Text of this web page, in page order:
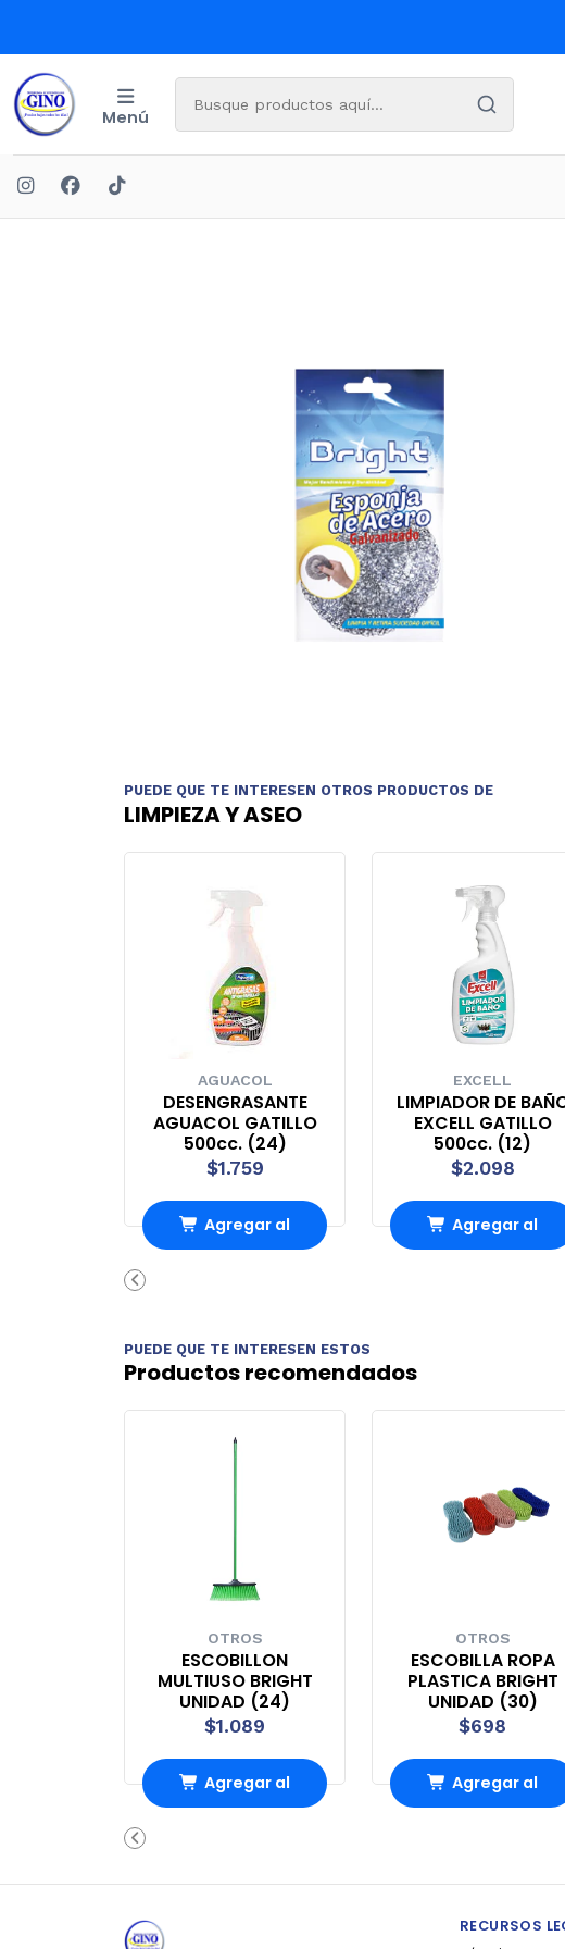
Menú
PUEDE QUE TE INTERESEN OTROS PRODUCTOS DE
LIMPIEZA Y ASEO
AGUACOL
DESENGRASANTE
AGUACOL GATILLO
500cc. (24)
$1.759
Agregar al
EXCELL
LIMPIADOR DE
EXCELL GATILLO
500cc. (12)
$2.098
Agregar al
PUEDE QUE TE INTERESEN ESTOS
Productos recomendados
OTROS
ESCOBILLON
MULTIUSO BRIGHT
UNIDAD (24)
$1.089
Agregar al
OTROS
ESCOBILLA ROPA
PLASTICA BRIGHT
UNIDAD (30)
$698
Agregar al
RECURSOS